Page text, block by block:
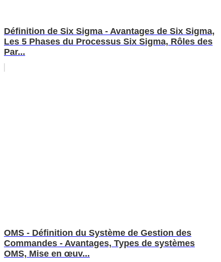
Définition de Six Sigma - Avantages de Six Sigma,
Les 5 Phases du Processus Six Sigma, Rôles des
Par...
OMS - Définition du Système de Gestion des
Commandes - Avantages, Types de systèmes
OMS, Mise en œuv...